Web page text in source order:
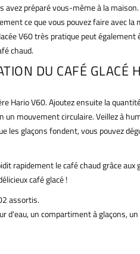
avez préparé vous-même à la
ce que vous pouvez faire avec la
V60 très pratique peut également
chaud.
DU CAFÉ GLACÉ
Hario V60. Ajoutez ensuite la
un mouvement circulaire. Veillez à
les glaçons fondent, vous pouvez
rapidement le café chaud grâce aux
café glacé !
assortis.
d'eau, un compartiment à glaçons,